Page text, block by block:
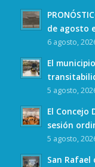
de agosto
6 agosto,
El
5 agosto,
El Concejo
sesión
5 agosto,
San